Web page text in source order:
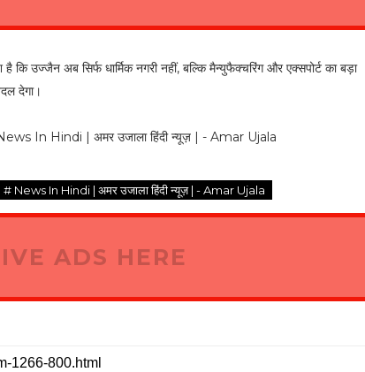
कि उज्जैन अब सिर्फ धार्मिक नगरी नहीं, बल्कि मैन्युफैक्चरिंग और एक्सपोर्ट का बड़ा
देगा।
In Hindi | अमर उजाला हिंदी न्यूज़ | - Amar Ujala
# News In Hindi | अमर उजाला हिंदी न्यूज़ | - Amar Ujala
ADS HERE